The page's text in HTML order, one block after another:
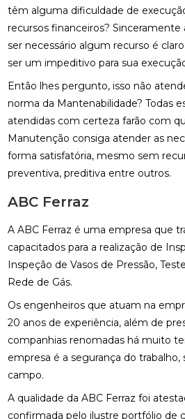
têm alguma dificuldade de
recursos financeiros?
ser necessário algum recurso é
ser um impeditivo para sua
Então lhes pergunto, isso não
norma da Mantenabilidade? Todas
atendidas com certeza farão com
Manutenção consiga atender as
forma satisfatória, mesmo sem
preventiva, preditiva entre outros.
ABC Ferraz
A ABC Ferraz é uma empresa que
capacitados para a realização de
Inspeção de Vasos de Pressão,
Rede de Gás.
Os engenheiros que atuam na
20 anos de experiência, além de
companhias renomadas há muito
empresa é a segurança do trabalho,
campo.
A qualidade da ABC Ferraz foi
confirmada pelo ilustre portfólio de